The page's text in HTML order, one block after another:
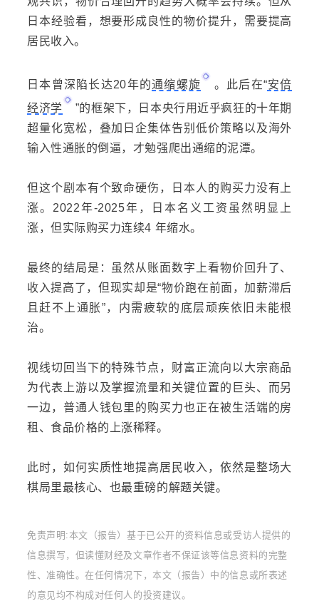
日本经验看，想要形成良性的物价提升，需要提高
居民收入。
日本曾深陷长达20年的通缩螺旋 。此后在“安倍
经济学
”的框架下，日本央行用近乎疯狂的十年期
超量化宽松，叠加日企集体告别低价策略以及海外
输入性通胀的倒逼，才勉强爬出通缩的泥潭。
但这个剧本有个致命硬伤，日本人的购买力没有上
涨。2022年-2025年，日本名义工资虽然明显上
涨，但实际购买力连续4 年缩水。
最终的结局是：虽然从账面数字上看物价回升了、
收入提高了，但现实却是“物价跑在前面，加薪滞后
且赶不上通胀”，内需疲软的底层顽疾依旧未能根
治。
视线切回当下的特殊节点，财富正流向以大宗商品
为代表上游以及掌握流量和关键位置的巨头、而另
一边，普通人钱包里的购买力也正在被生活端的房
租、食品价格的上涨稀释。
此时，如何实质性地提高居民收入，依然是整场大
棋局里最核心、也最重磅的解题关键。
免责声明:本文（报告）基于已公开的资料信息或受访人提供的
信息撰写，但读懂财经及文章作者不保证该等信息资料的完整
性、准确性。在任何情况下，本文（报告）中的信息或所表述
的意见均不构成对任何人的投资建议。